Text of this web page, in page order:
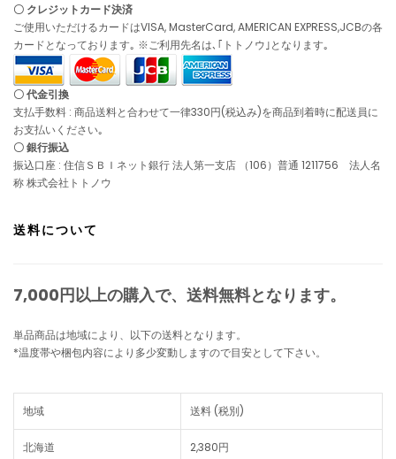
〇 クレジットカード決済
ご使用いただけるカードはVISA, MasterCard, AMERICAN EXPRESS,JCBの各
カードとなっております｡ ※ご利用先名は､｢トトノウ｣となります｡
〇 代金引換
支払手数料 : 商品送料と合わせて一律330円(税込み)を商品到着時に配送員に
お支払いください｡
〇 銀行振込
振込口座 : 住信ＳＢＩネット銀行 法人第一支店 （106）普通 1211756 法人名
称 株式会社トトノウ
送料について
7,000円以上の購入で、 送料無料となります。
単品商品は地域により、以下の送料となります。
*温度帯や梱包内容により多少変動しますので目安として下さい。
地域 送料 (税別)
北海道 2,380円